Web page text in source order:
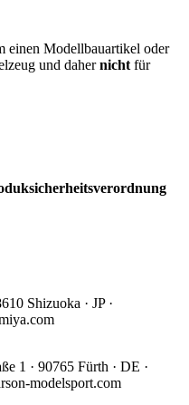
einen Modellbauartikel oder
und dahernicht für
Shizuoka · JP ·
1 · 90765 Fürth · DE ·
modelsport.com